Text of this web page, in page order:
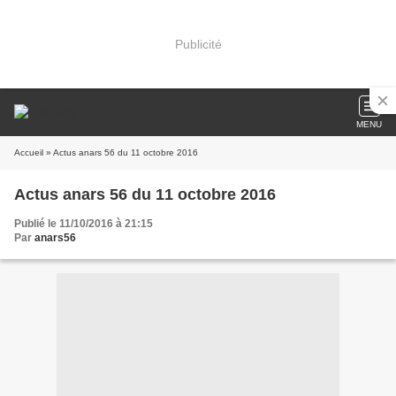
Publicité
MENU
Accueil » Actus anars 56 du 11 octobre 2016
Actus anars 56 du 11 octobre 2016
Publié le 11/10/2016 à 21:15
Par anars56